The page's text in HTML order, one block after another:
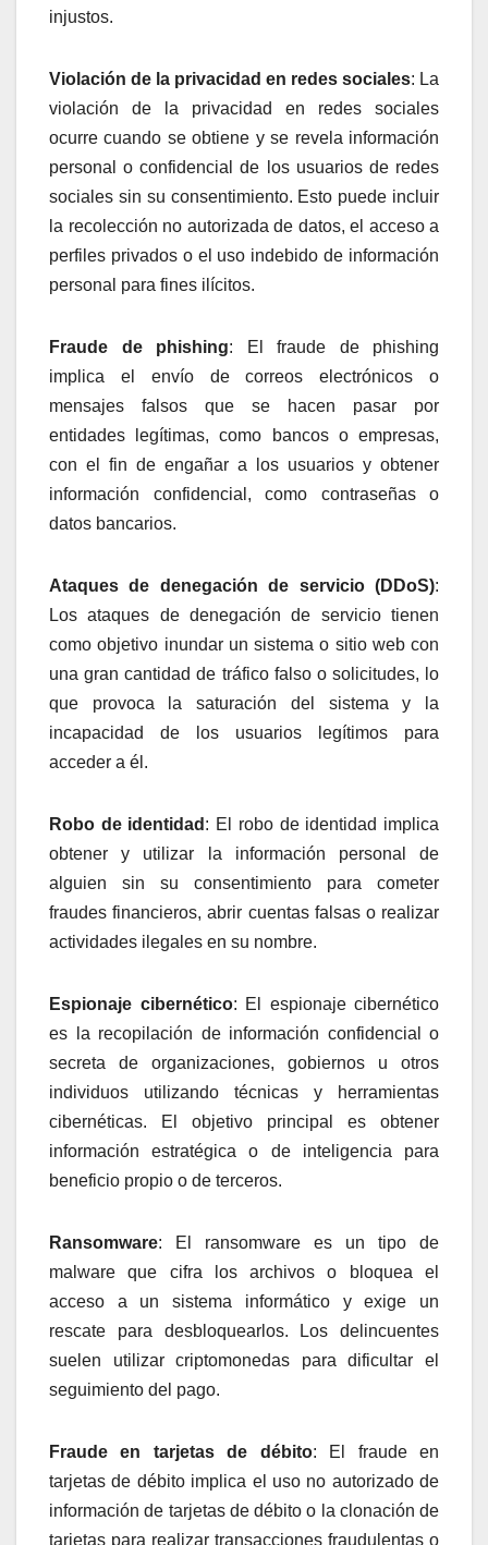
injustos.
Violación de la privacidad en redes sociales: La
violación de la privacidad en redes sociales
ocurre cuando se obtiene y se revela información
personal o confidencial de los usuarios de redes
sociales sin su consentimiento. Esto puede incluir
la recolección no autorizada de datos, el acceso a
perfiles privados o el uso indebido de información
personal para fines ilícitos.
Fraude de phishing: El fraude de phishing
implica el envío de correos electrónicos o
mensajes falsos que se hacen pasar por
entidades legítimas, como bancos o empresas,
con el fin de engañar a los usuarios y obtener
información confidencial, como contraseñas o
datos bancarios.
Ataques de denegación de servicio (DDoS):
Los ataques de denegación de servicio tienen
como objetivo inundar un sistema o sitio web con
una gran cantidad de tráfico falso o solicitudes, lo
que provoca la saturación del sistema y la
incapacidad de los usuarios legítimos para
acceder a él.
Robo de identidad : El robo de identidad implica
obtener y utilizar la información personal de
alguien sin su consentimiento para cometer
fraudes financieros, abrir cuentas falsas o realizar
actividades ilegales en su nombre.
Espionaje cibernético: El espionaje cibernético
es la recopilación de información confidencial o
secreta de organizaciones, gobiernos u otros
individuos utilizando técnicas y herramientas
cibernéticas. El objetivo principal es obtener
información estratégica o de inteligencia para
beneficio propio o de terceros.
Ransomware: El ransomware es un tipo de
malware que cifra los archivos o bloquea el
acceso a un sistema informático y exige un
rescate para desbloquearlos. Los delincuentes
suelen utilizar criptomonedas para dificultar el
seguimiento del pago.
Fraude en tarjetas de débito: El fraude en
tarjetas de débito implica el uso no autorizado de
información de tarjetas de débito o la clonación de
tarjetas para realizar transacciones fraudulentas o